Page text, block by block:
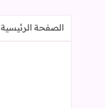
الصفحة الرئيسية